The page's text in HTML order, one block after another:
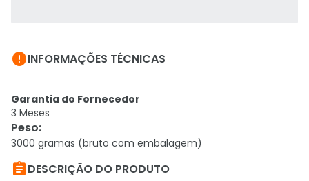
INFORMAÇÕES TÉCNICAS
Garantia do Fornecedor
3 Meses
Peso:
3000 gramas (bruto com embalagem)
DESCRIÇÃO DO PRODUTO